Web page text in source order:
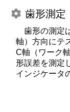
歯形測定
歯形の測定
軸）方向にテ
C軸（ワーク
形誤差を測定
インジケータ